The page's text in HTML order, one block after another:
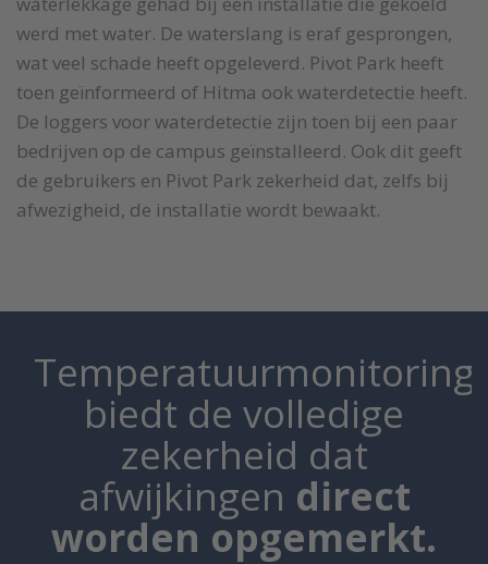
werd met water. De waterslang is eraf gesprongen,
wat veel schade heeft opgeleverd. Pivot Park heeft
toen geïnformeerd of Hitma ook waterdetectie heeft.
De loggers voor waterdetectie zijn toen bij een paar
bedrijven op de campus geïnstalleerd. Ook dit geeft
de gebruikers en Pivot Park zekerheid dat, zelfs bij
afwezigheid, de installatie wordt bewaakt.
Temperatuurmonitoring
biedt de volledige
zekerheid dat
afwijkingen direct
worden opgemerkt.